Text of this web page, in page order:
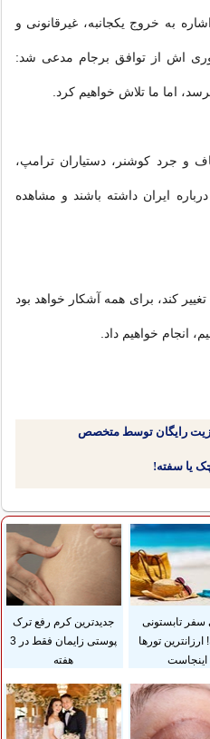
به خروج یکجانبه، غیرقانونی و
اش از توافق برجام مدعی شد:
اما ما تلاش خواهیم کرد.
و جرد کوشنر، دستیاران ترامپ،
ایران داشته باشند و مشاهده
کند، برای همه آشکار خواهد بود
انجام خواهیم داد.
رایگان توسط متخصص
سفر تابستونی
تورها
اینجاست
جدیدترین کرم رفع ترک
پوستی زایمان فقط در 3
هفته